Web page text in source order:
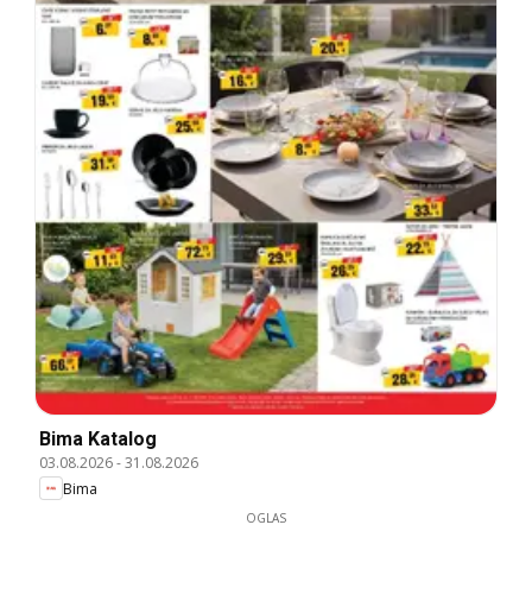
Bima Katalog
03.08.2026-31.08.2026
Bima
OGLAS